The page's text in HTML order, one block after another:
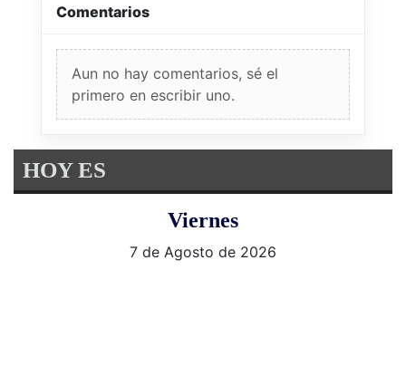
Comentarios
Aun no hay comentarios, sé el
primero en escribir uno.
HOY ES
Viernes
7 de Agosto de 2026